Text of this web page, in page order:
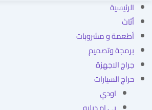
الرئيسية
أثاث
أطعمة و مشروبات
برمجة وتصميم
جراج الاجهزة
حراج السيارات
اودي